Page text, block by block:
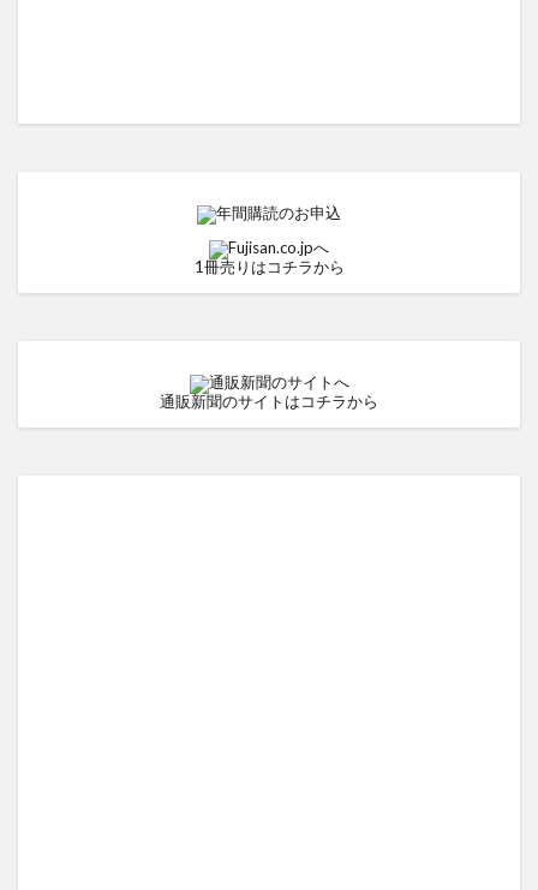
1冊売りはコチラから
通販新聞のサイトはコチラから